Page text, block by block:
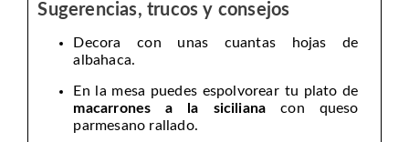
Sugerencias, trucos y consejos
Decora con unas cuantas hojas de
albahaca.
En la mesa puedes espolvorear tu plato de
macarrones a la siciliana con queso
parmesano rallado.